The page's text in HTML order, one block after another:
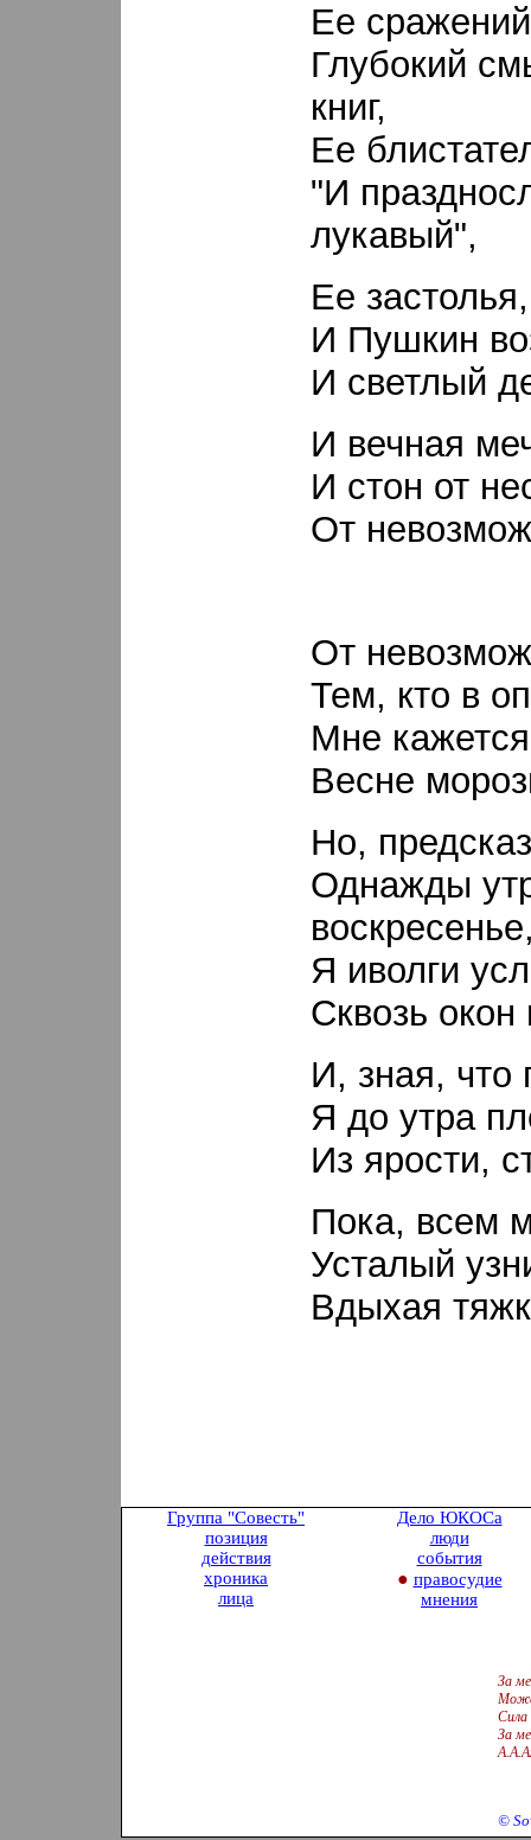
Ее
Глубокий
книг,
Ее
"И
лукавый",
Ее
И Пушкин
И светлый
И вечная
И стон от
От
От
Тем, кто в
Мне
Весне
Но,
Однажды
Я иволги
Сквозь окон
И, зная, что
Я до утра
Из ярости,
Пока, всем
Усталый
Вдыхая
Группа "Совесть"
позиция
действия
хроника
лица
Дело ЮКОСа
люди
события
● правосудие
мнения
За
Сила
За
©